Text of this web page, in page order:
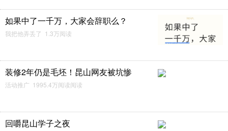
如果中了一千万，大家会辞职么？
我把他弄丢了 1.3万阅读
装修2年仍是毛坯！昆山网友被坑惨
活动推广 1995.4万阅读阅读
回嚼昆山学子之夜